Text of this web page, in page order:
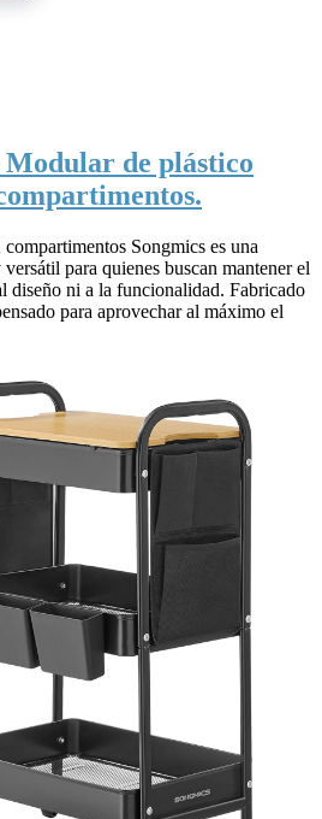
de plástico
Songmics es una
para quienes buscan mantener el
diseño ni a la funcionalidad. Fabricado
para aprovechar al máximo el